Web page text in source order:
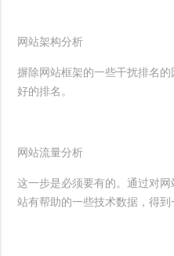
网站架构分析
摒除网站框架的一些干扰排名
好的排名。
网站流量分析
这一步是必须要有的。通过对
站有帮助的一些技术数据，得到